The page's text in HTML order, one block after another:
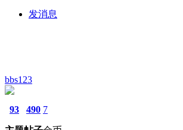
发消息
bbs123
93 490 7